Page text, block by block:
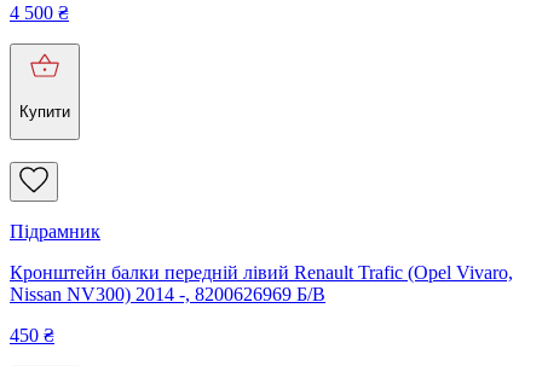
4 500 ₴
Купити
Підрамник
Кронштейн балки передній лівий Renault Trafic (Opel Vivaro,
Nissan NV300) 2014 -, 8200626969 Б/В
450 ₴